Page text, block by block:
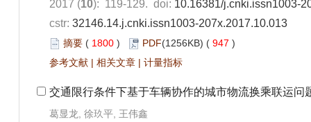
2017 (10): 119-129. doi: 10.16381/j.cnki.issn1003-
cstr: 32146.14.j.cnki.issn1003-207x.2017.10.013
摘要 ( 1800 ) PDF(1256KB) ( 947 )
参考文献 | 相关文章 | 计量指标
交通限行条件下基于车辆协作的城市物流换乘联运问
葛显龙, 徐玖平, 王伟鑫